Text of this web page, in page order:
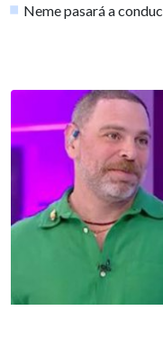
Neme pasará a